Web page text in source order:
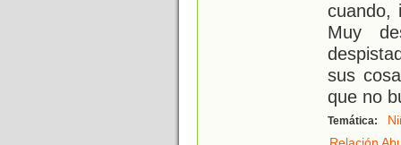
cuando,
Muy
sus
que no
Temática: